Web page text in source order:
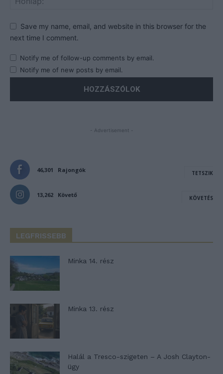
Save my name, email, and website in this browser for the
next time I comment.
Notify me of follow-up comments by email.
Notify me of new posts by email.
- Advertisement -
46,301 Rajongók TETSZIK
13,262 Követő KÖVETÉS
LEGFRISSEBB
Minka 14. rész
Minka 13. rész
Halál a Tresco-szigeten – A Josh Clayton-
ügy